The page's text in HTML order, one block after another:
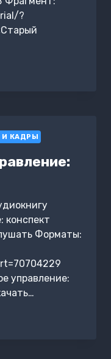
?
КАДРЫ
конспект
Форматы:
управление: